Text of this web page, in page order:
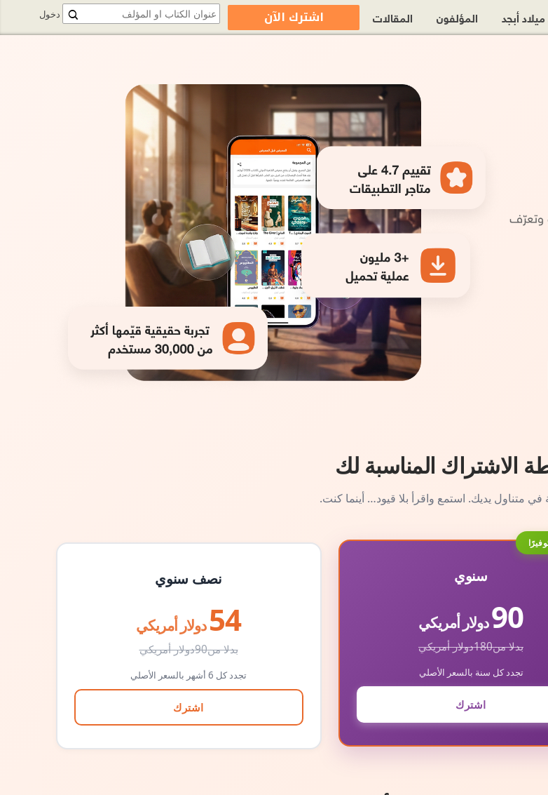
الاشتراك المناسبة لك
متناول يديك. استمع واقرأ بلا قيود… أينما كنت.
سنوي
90دولار أمريكي
بدلا من180دولار أمريكي
تجدد كل سنة بالسعر الأصلي
اشترك
نصف سنوي
54 دولار أمريكي
بدلا من90دولار أمريكي
تجدد كل 6 أشهر بالسعر الأصلي
اشترك
دخول أبجد المؤلفون المقالات اشترك الآن